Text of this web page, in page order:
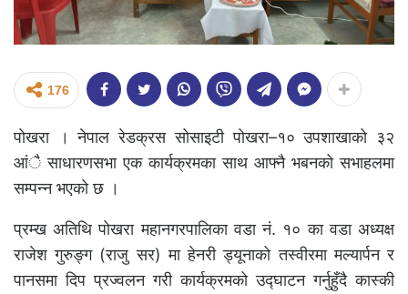
176
पोखरा । नेपाल रेडक्रस सोसाइटी पोखरा–१० उपशाखाको ३२
आंै साधारणसभा एक कार्यक्रमका साथ आफ्नै भबनको सभाहलमा
सम्पन्न भएको छ ।
प्रम्ख अतिथि पोखरा महानगरपालिका वडा नं. १० का वडा अध्यक्ष
राजेश गुरुङ्ग (राजु सर) मा हेनरी ड्यूनाको तस्वीरमा मल्यार्पन र
पानसमा दिप प्रज्वलन गरी कार्यक्रमको उद्घाटन गर्नुहुँदै कास्की